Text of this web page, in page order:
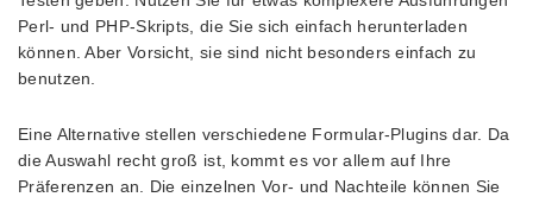
Perl- und PHP-Skripts, die Sie sich einfach herunterladen
können. Aber Vorsicht, sie sind nicht besonders einfach zu
benutzen.
Eine Alternative stellen verschiedene Formular-Plugins dar. Da
die Auswahl recht groß ist, kommt es vor allem auf Ihre
Präferenzen an. Die einzelnen Vor- und Nachteile können Sie